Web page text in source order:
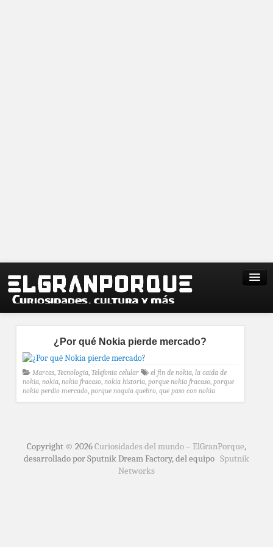
¿Por qué Nokia pierde mercado?
Marcas, Tecnología, Telefonía celular el fin de nokia, la caida de
nokia, nokia, nokia fracaso, nokia historia, porque nokia fracaso, porque
nokia perdio mercado, porque noquia quebro, que paso con nokia
Copyright © 2026Curiosidades del mundo – ElGranPorque,
desarrollado por Sputnik Dream Factory, del equipo Sputnik
Networks